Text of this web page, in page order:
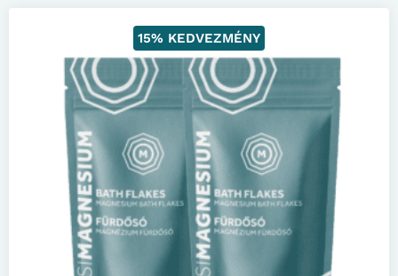
15% KEDVEZMÉNY